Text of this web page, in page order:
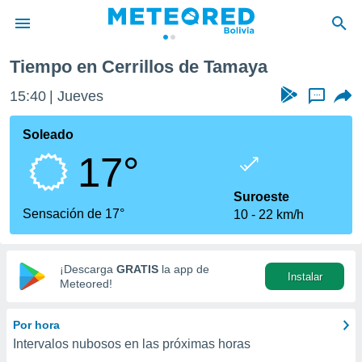
de
ha
calidad.
a este
las
y
digital
basada
Tiempo en Cerrillos de Tamaya
15:40 Jueves ...
Soleado
17°
Sensación de 17°
Suroeste
10
22 km/h
¡Descarga GRATIS la app de
Meteored!
Instalar
Por hora
Intervalos nubosos en las próximas horas